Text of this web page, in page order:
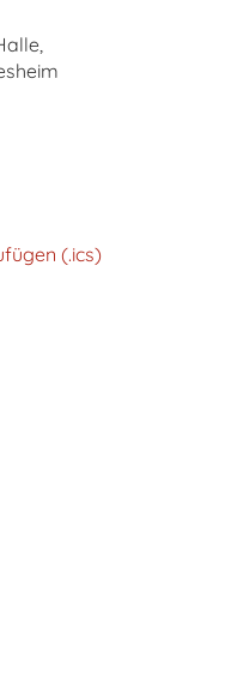
(.ics)